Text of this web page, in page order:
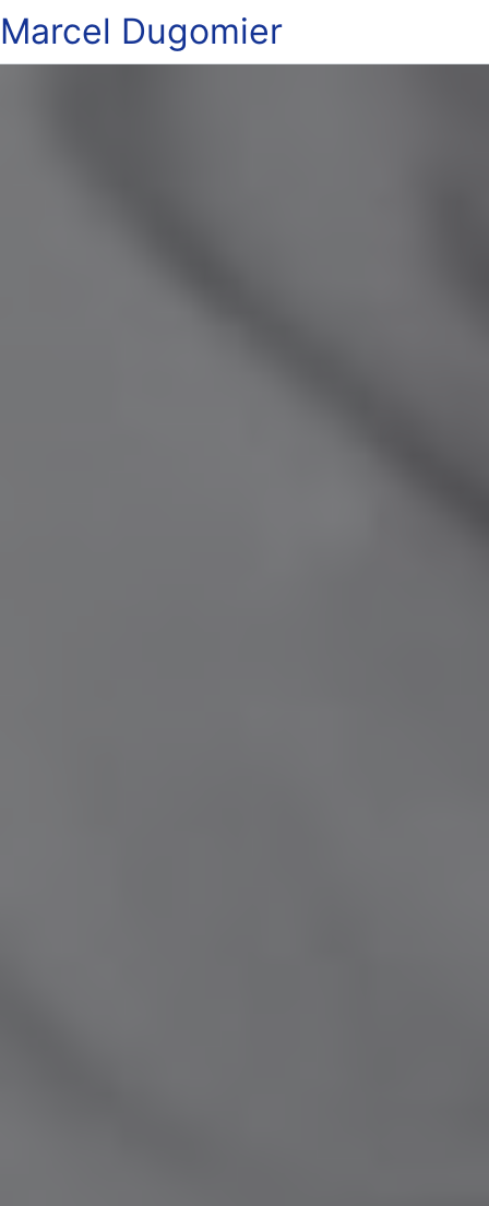
Marcel Dugomier